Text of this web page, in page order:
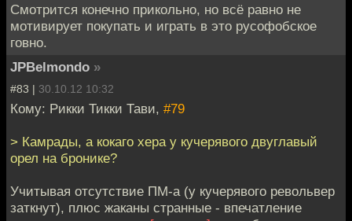
Смотрится конечно прикольно, но всё равно не
мотивирует покупать и играть в это русофобское
говно.
JPBelmondo »
#83 | 30.10.12 10:32
Кому: Рикки Тикки Тави, #79
> Камрады, а кокаго хера у кучерявого двуглавый
орел на бронике?
Учитывая отсутствие ПМ-а (у кучерявого револьвер
заткнут), плюс жаканы странные - впечатление